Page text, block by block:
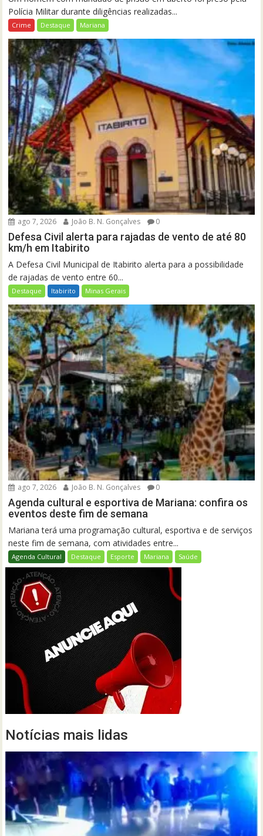
Polícia Militar durante diligências realizadas...
Crime Destaque Mariana
ago 7, 2026 João B. N. Gonçalves 0
Defesa Civil alerta para rajadas de vento de até 80
km/h em Itabirito
A Defesa Civil Municipal de Itabirito alerta para a possibilidade
de rajadas de vento entre 60...
Destaque Itabirito Minas Gerais
ago 7, 2026 João B. N. Gonçalves 0
Agenda cultural e esportiva de Mariana: confira os
eventos deste fim de semana
Mariana terá uma programação cultural, esportiva e de serviços
neste fim de semana, com atividades entre...
Agenda Cultural Destaque Esporte Mariana Saúde
Notícias mais lidas